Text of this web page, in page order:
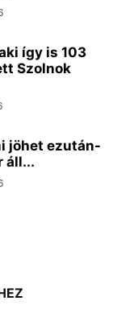
így is 103
Szolnok
jöhet ezután-
áll...